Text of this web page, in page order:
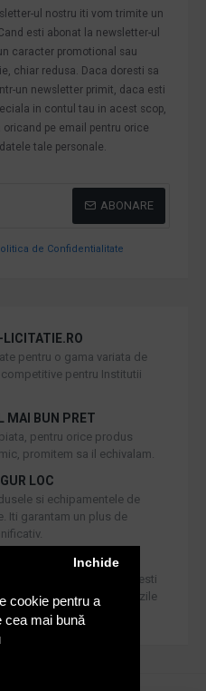
cookie pentru a
cea mai bună
Inchide
ul nostru iti vom trimite un
esti abonat la newsletter-ul
caracter promotional sau
chiar redusa. Daca doresti sa
un newsletter primit, daca esti
in contul tau in acest scop,
pe email pentru orice
tale personale.
ABONARE
de Confidentialitate
LICITATIE.RO
pentru o gama variata de
pentru Institutii
MAI BUN PRET
pentru orice produs
promitem sa il echivalam.
LOC
si echipamentele de
Iti garantam un plus de
calitate, dar daca doresti
asiguram returul in 30 de zile